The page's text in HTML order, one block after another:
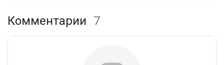
Комментарии 7